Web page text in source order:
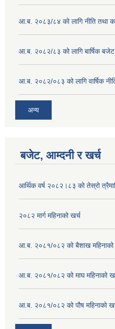
आ.ब. २०८३/८४ को लागि नीति तथा
आ.ब. २०८२/८३ को लागि बार्षिक बजेट
आ.ब. २०८२/०८३ को लागि वार्षिक
अन्य
बजेट, आम्दनी र खर्च
आर्थिक वर्ष २०८२।८३ को तेस्रो
२०८२ मार्ग महिनाको खर्च
आ.ब. २०८१/०८२ को बैशाख महिनाको
आ.ब. २०८१/०८२ को माघ महिनाको
आ.ब. २०८१/०८२ को पौष महिनाको